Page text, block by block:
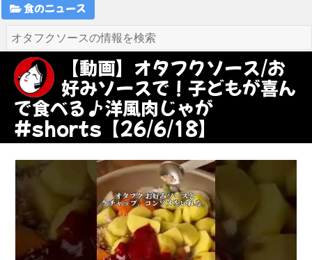
食のニュース
【動画】オタフクソース/お
好みソースで！子どもが喜ん
で食べる♪洋風肉じゃが
#shorts【26/6/18】